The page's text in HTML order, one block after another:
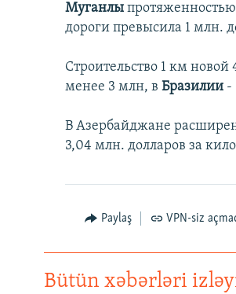
Муганлы
дороги превысила 1 млн.
Строительство 1 км новой
менее 3 млн, в Бразилии -
В Азербайджане
3,04 млн. долларов за
Paylaş VPN-siz
Bütün xəbərləri